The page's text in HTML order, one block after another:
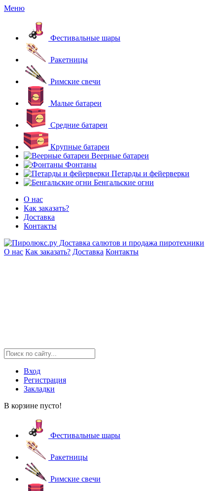
Меню
Фестивальные шары
Ракетницы
Римские свечи
Малые батареи
Средние батареи
Крупные батареи
Веерные батареи
Фонтаны
Петарды и фейерверки
Бенгальские огни
О нас
Как заказать?
Доставка
Контакты
О нас Как заказать? Доставка Контакты
Вход
Регистрация
Закладки
В корзине пусто!
Фестивальные шары
Ракетницы
Римские свечи